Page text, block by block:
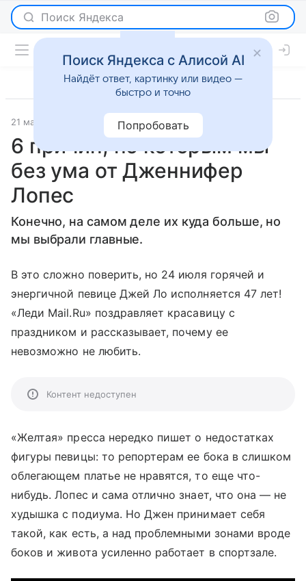
Поиск Яндекса
21 мая 2003 Отношения
6 причин, по которым мы
без ума от Дженнифер
Лопес
Конечно, на самом деле их куда больше, но
мы выбрали главные.
В это сложно поверить, но 24 июля горячей и
энергичной певице Джей Ло исполняется 47 лет!
«Леди Mail.Ru» поздравляет красавицу с
праздником и рассказывает, почему ее
невозможно не любить.
Контент недоступен
«Желтая» пресса нередко пишет о недостатках
фигуры певицы: то репортерам ее бока в слишком
облегающем платье не нравятся, то еще что-
нибудь. Лопес и сама отлично знает, что она — не
худышка с подиума. Но Джен принимает себя
такой, как есть, а над проблемными зонами вроде
боков и живота усиленно работает в спортзале.
Поиск Яндекса с Алисой AI
Найдёт ответ, картинку или видео —
быстро и точно
Попробовать